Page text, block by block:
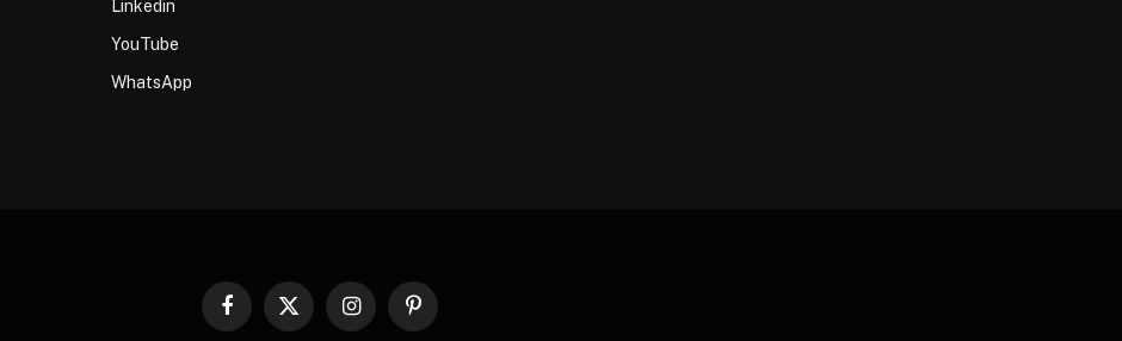
Linkedin
YouTube
WhatsApp
Facebook
X
InstagramPinterest